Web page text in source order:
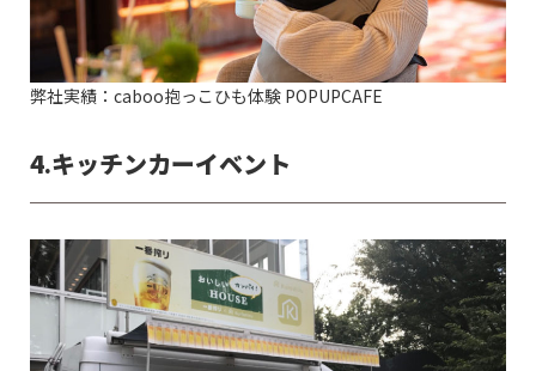
弊社実績：caboo抱っこひも体験 POPUPCAFE
4.キッチンカーイベント